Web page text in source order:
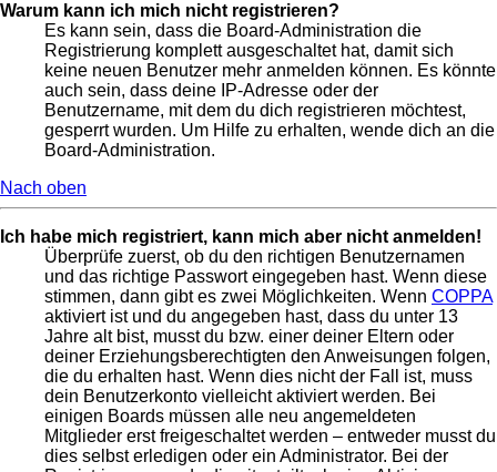
Warum kann ich mich nicht registrieren?
Es kann sein, dass die Board-Administration die
Registrierung komplett ausgeschaltet hat, damit sich
keine neuen Benutzer mehr anmelden können. Es könnte
auch sein, dass deine IP-Adresse oder der
Benutzername, mit dem du dich registrieren möchtest,
gesperrt wurden. Um Hilfe zu erhalten, wende dich an die
Board-Administration.
Nach oben
Ich habe mich registriert, kann mich aber nicht anmelden!
Überprüfe zuerst, ob du den richtigen Benutzernamen
und das richtige Passwort eingegeben hast. Wenn diese
stimmen, dann gibt es zwei Möglichkeiten. Wenn COPPA
aktiviert ist und du angegeben hast, dass du unter 13
Jahre alt bist, musst du bzw. einer deiner Eltern oder
deiner Erziehungsberechtigten den Anweisungen folgen,
die du erhalten hast. Wenn dies nicht der Fall ist, muss
dein Benutzerkonto vielleicht aktiviert werden. Bei
einigen Boards müssen alle neu angemeldeten
Mitglieder erst freigeschaltet werden – entweder musst du
dies selbst erledigen oder ein Administrator. Bei der